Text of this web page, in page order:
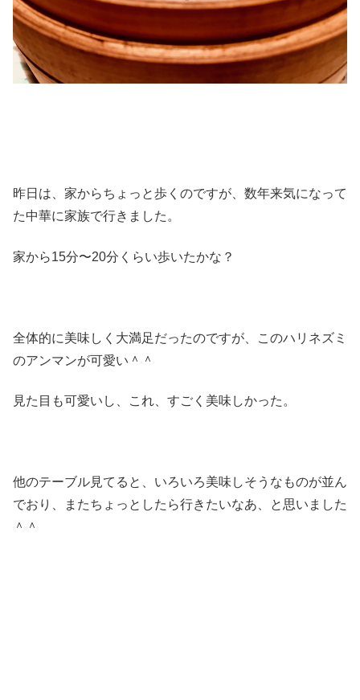
昨日は、家からちょっと歩くのですが、数年来気になって
た中華に家族で行きました。
家から15分〜20分くらい歩いたかな？
全体的に美味しく大満足だったのですが、このハリネズミ
のアンマンが可愛い＾＾
見た目も可愛いし、これ、すごく美味しかった。
他のテーブル見てると、いろいろ美味しそうなものが並ん
でおり、またちょっとしたら行きたいなあ、と思いました
＾＾